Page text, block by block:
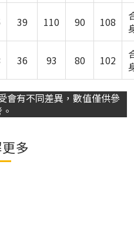
39 110 90 108
36 93 80 102
會有不同差異，數值僅供參
多